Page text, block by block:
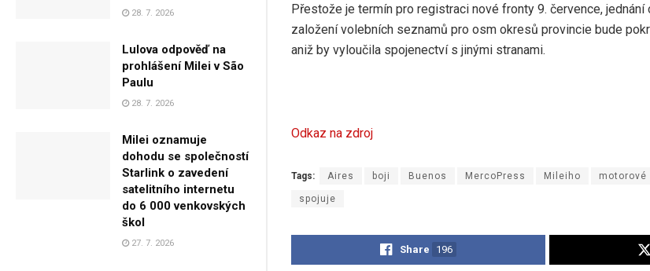
28. 7. 2026
Lulova odpověď na
prohlášení Milei v São
Paulu
28. 7. 2026
Milei oznamuje
dohodu se společností
Starlink o zavedení
satelitního internetu
do 6 000 venkovských
škol
27. 7. 2026
Přestože je termín pro registraci nové fronty 9. července, jednání
založení volebních seznamů pro osm okresů provincie bude
aniž by vyloučila spojenectví s jinými stranami.
Odkaz na zdroj
Tags: Aires boji Buenos MercoPress Mileiho motorové
spojuje
Share 196